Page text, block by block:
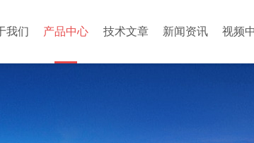
我们 产品中心 技术文章 新闻资讯 视频